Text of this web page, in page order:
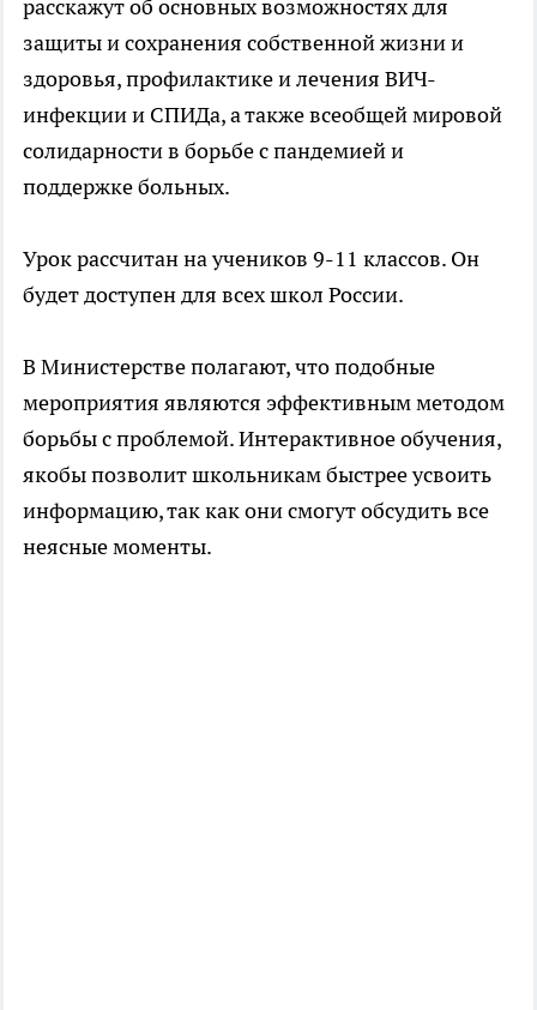
расскажут об основных возможностях для
защиты и сохранения собственной жизни и
здоровья, профилактике и лечения ВИЧ-
инфекции и СПИДа, а также всеобщей мировой
солидарности в борьбе с пандемией и
поддержке больных.
Урок рассчитан на учеников 9-11 классов. Он
будет доступен для всех школ России.
В Министерстве полагают, что подобные
мероприятия являются эффективным методом
борьбы с проблемой. Интерактивное обучения,
якобы позволит школьникам быстрее усвоить
информацию, так как они смогут обсудить все
неясные моменты.